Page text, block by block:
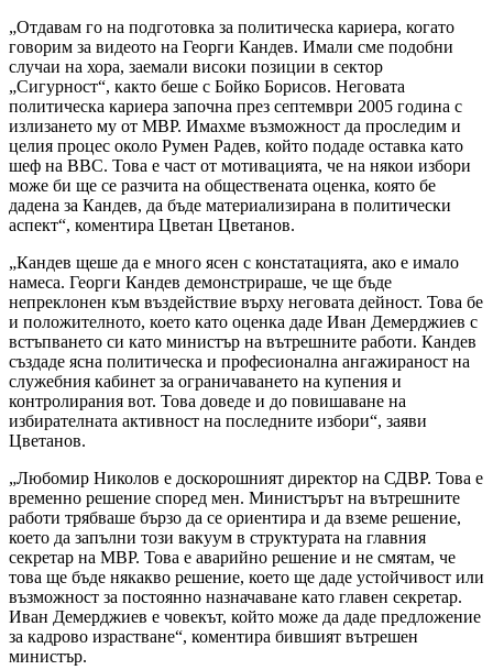
„Отдавам го на подготовка за политическа кариера, когато
говорим за видеото на Георги Кандев. Имали сме подобни
случаи на хора, заемали високи позиции в сектор
„Сигурност“, както беше с Бойко Борисов. Неговата
политическа кариера започна през септември 2005 година с
излизането му от МВР. Имахме възможност да проследим и
целия процес около Румен Радев, който подаде оставка като
шеф на ВВС. Това е част от мотивацията, че на някои избори
може би ще се разчита на обществената оценка, която бе
дадена за Кандев, да бъде материализирана в политически
аспект“, коментира Цветан Цветанов.
„Кандев щеше да е много ясен с констатацията, ако е имало
намеса. Георги Кандев демонстрираше, че ще бъде
непреклонен към въздействие върху неговата дейност. Това бе
и положителното, което като оценка даде Иван Демерджиев с
встъпването си като министър на вътрешните работи. Кандев
създаде ясна политическа и професионална ангажираност на
служебния кабинет за ограничаването на купения и
контролирания вот. Това доведе и до повишаване на
избирателната активност на последните избори“, заяви
Цветанов.
„Любомир Николов е доскорошният директор на СДВР. Това е
временно решение според мен. Министърът на вътрешните
работи трябваше бързо да се ориентира и да вземе решение,
което да запълни този вакуум в структурата на главния
секретар на МВР. Това е аварийно решение и не смятам, че
това ще бъде някакво решение, което ще даде устойчивост или
възможност за постоянно назначаване като главен секретар.
Иван Демерджиев е човекът, който може да даде предложение
за кадрово израстване“, коментира бившият вътрешен
министър.